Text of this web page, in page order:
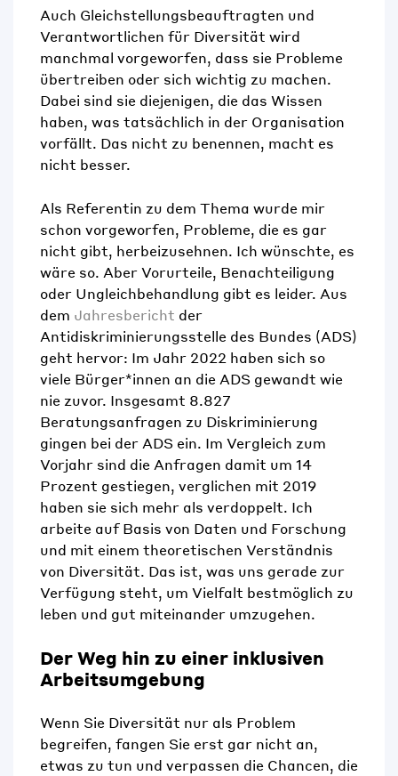
Auch Gleichstellungsbeauftragten und
Verantwortlichen für Diversität wird
manchmal vorgeworfen, dass sie Probleme
übertreiben oder sich wichtig zu machen.
Dabei sind sie diejenigen, die das Wissen
haben, was tatsächlich in der Organisation
vorfällt. Das nicht zu benennen, macht es
nicht besser.
Als Referentin zu dem Thema wurde mir
schon vorgeworfen, Probleme, die es gar
nicht gibt, herbeizusehnen. Ich wünschte, es
wäre so. Aber Vorurteile, Benachteiligung
oder Ungleichbehandlung gibt es leider. Aus
dem Jahresbericht der
Antidiskriminierungsstelle des Bundes (ADS)
geht hervor: Im Jahr 2022 haben sich so
viele Bürger*innen an die ADS gewandt wie
nie zuvor. Insgesamt 8.827
Beratungsanfragen zu Diskriminierung
gingen bei der ADS ein. Im Vergleich zum
Vorjahr sind die Anfragen damit um 14
Prozent gestiegen, verglichen mit 2019
haben sie sich mehr als verdoppelt. Ich
arbeite auf Basis von Daten und Forschung
und mit einem theoretischen Verständnis
von Diversität. Das ist, was uns gerade zur
Verfügung steht, um Vielfalt bestmöglich zu
leben und gut miteinander umzugehen.
Der Weg hin zu einer inklusiven
Arbeitsumgebung
Wenn Sie Diversität nur als Problem
begreifen, fangen Sie erst gar nicht an,
etwas zu tun und verpassen die Chancen, die